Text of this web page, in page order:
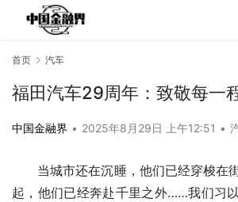
首页 汽车
福田汽车29周年：致敬每一
中国金融界 • 2025年8月29日 上午12:51 •
当城市还在沉睡，他们已经穿梭在
起，他们已经奔赴千里之外……我们习